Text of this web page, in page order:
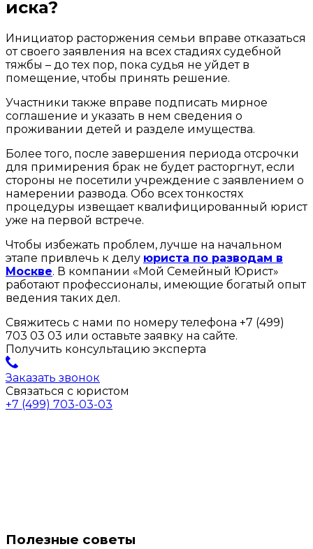
иска?
Инициатор расторжения семьи вправе отказаться
от своего заявления на всех стадиях судебной
тяжбы – до тех пор, пока судья не уйдет в
помещение, чтобы принять решение.
Участники также вправе подписать мирное
соглашение и указать в нем сведения о
проживании детей и разделе имущества.
Более того, после завершения периода отсрочки
для примирения брак не будет расторгнут, если
стороны не посетили учреждение с заявлением о
намерении развода. Обо всех тонкостях
процедуры извещает квалифицированный юрист
уже на первой встрече.
Чтобы избежать проблем, лучше на начальном
этапе привлечь к делу юриста по разводам в
Москве. В компании «Мой Семейный Юрист»
работают профессионалы, имеющие богатый опыт
ведения таких дел.
Свяжитесь с нами по номеру телефона +7 (499)
703 03 03 или оставьте заявку на сайте.
Получить консультацию эксперта
Заказать звонок
Связаться с юристом
+7 (499) 703-03-03
Полезные советы